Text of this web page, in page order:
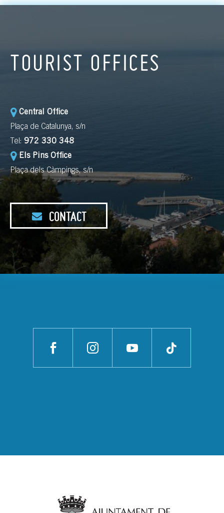
TOURIST OFFICES
Central Office
Plaça de Catalunya, s/n
Tel: 972 330 348
Els Pins Office
Plaça dels Càmpings, s/n
CONTACT